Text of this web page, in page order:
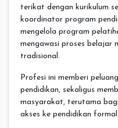
terikat dengan kurikulum
koordinator program
mengelola program
mengawasi proses belajar
tradisional.
Profesi ini memberi
pendidikan, sekaligus
masyarakat, terutama
akses ke pendidikan formal.